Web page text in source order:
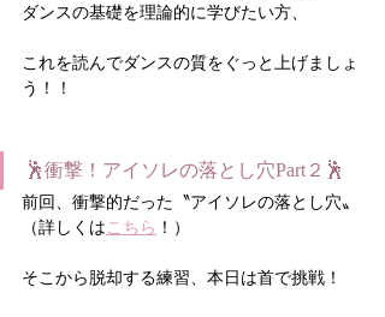
ダンスの基礎を理論的に学びたい方、
これを読んでダンスの質をぐっと上げましょ
う！！
🕺衝撃！アイソレの落とし穴Part２🕺
前回、衝撃的だった〝アイソレの落とし穴〟
（詳しくは こちら ！）
そこから脱却する練習、本日は首で挑戦！